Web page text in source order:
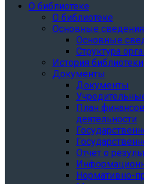
О библиотеке
О библиотеке
Основные
Основные
Структура
История библиотеки
Документы
Документы
План
деятельности
Отчет о
Нормативно-